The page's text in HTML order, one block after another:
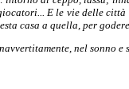
E le vie delle
casa a quella, per
nel sonno e